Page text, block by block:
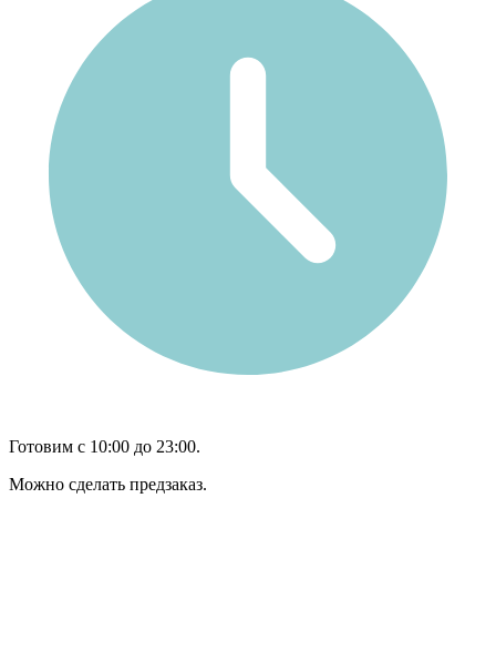
Готовим с 10:00 до 23:00.
Можно сделать предзаказ.